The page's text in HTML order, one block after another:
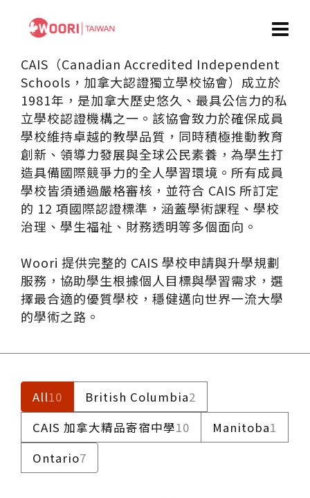
CAIS（Canadian Accredited Independent
Schools，加拿大認證獨立學校協會）成立於
1981年，是加拿大歷史悠久、最具公信力的私
立學校認證機構之一。該協會致力於確保成員
學校維持卓越的教學品質，同時積極推動教育
創新、領導力發展與全球公民素養，為學生打
造具備國際競爭力的全人學習環境。所有成員
學校皆須通過嚴格審核，並符合 CAIS 所訂定
的 12 項國際認證標準，涵蓋學術課程、學校
治理、學生福祉、財務透明等多個面向。
Woori 提供完整的 CAIS 學校申請與升學規劃
服務，協助學生根據個人目標與學習需求，選
擇最合適的優質學校，穩健邁向世界一流大學
的學術之路。
All10 British Columbia2
CAIS 加拿大精品寄宿中學10 Manitoba1
Ontario7